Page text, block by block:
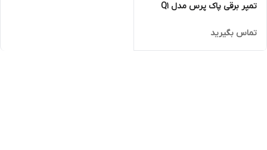
تمپر برقی پاک پرس مدل Q1
تماس بگیرید